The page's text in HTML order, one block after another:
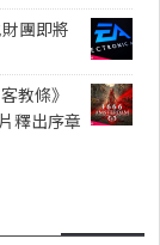
團即將
教條》
釋出序章